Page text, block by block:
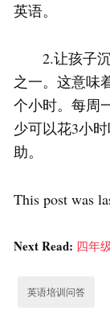
英语。
2.让孩子沉
之一。这意味
个小时。每周
少可以花3小
助。
This post was
Next Read: 四年
英语培训问答